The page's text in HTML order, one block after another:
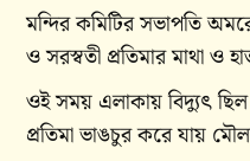
মন্দির কমিটির সভাপতি
ও সরস্বতী প্রতিমার মাথা ও
ওই সময় এলাকায় বিদ্যুৎ
প্রতিমা ভাঙচুর করে যায়